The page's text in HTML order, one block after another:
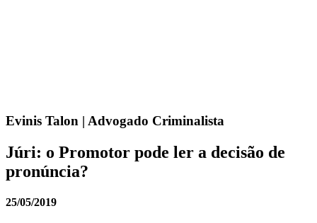
Evinis Talon | Advogado Criminalista
Júri: o Promotor pode ler a decisão de
pronúncia?
25/05/2019